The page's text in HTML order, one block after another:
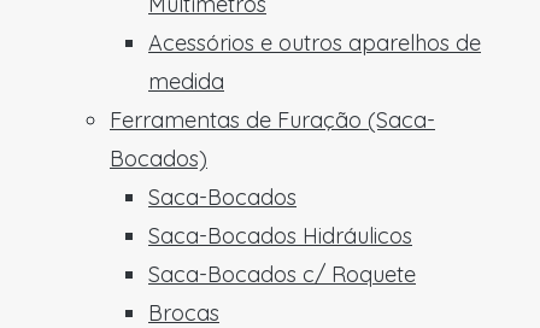
Acessórios e outros aparelhos de
medida
Ferramentas de Furação (Saca-
Bocados)
Saca-Bocados
Saca-Bocados Hidráulicos
Saca-Bocados c/ Roquete
Brocas